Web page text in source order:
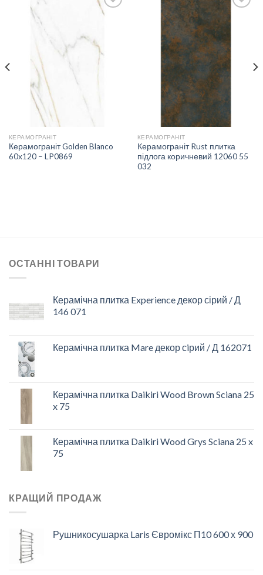
ДОДАТИ
ДО
СПИСКУ
КЕРАМОГРАНІТ
Керамограніт Golden Blanco
60х120 – LP0869
ДОДАТИ
ДО
СПИСКУ
БАЖАНЬ
КЕРАМОГРАНІТ
Керамограніт Rust плитка
підлога коричневий 12060 55
032
ОСТАННІ ТОВАРИ
Керамічна плитка Experience декор сірий / Д
146 071
Керамічна плитка Mare декор сiрий / Д 162071
Керамічна плитка Daikiri Wood Brown Sciana 25
x 75
Керамічна плитка Daikiri Wood Grys Sciana 25 x
75
КРАЩИЙ ПРОДАЖ
Рушникосушарка Laris Євромікс П10 600 х 900